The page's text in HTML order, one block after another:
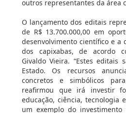
outros representantes da área
O lançamento dos editais
de R$ 13.700.000,00 em
desenvolvimento científico e a
dos capixabas, de acordo
Givaldo Vieira. “Estes editais
Estado. Os recursos
concretos e simbólicos
reafirmou que irá investir
educação, ciência, tecnologia
um exemplo do